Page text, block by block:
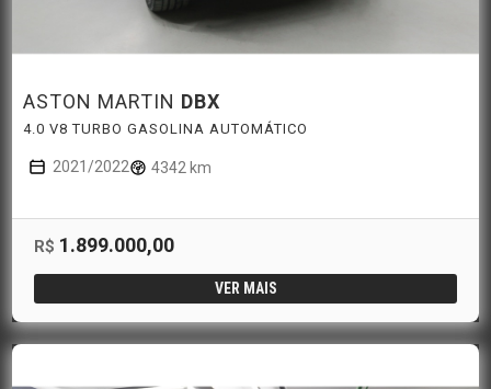
ASTON MARTIN DBX
4.0 V8 TURBO GASOLINA AUTOMÁTICO
2021/2022 4342 km
R$ 1.899.000,00
VER MAIS